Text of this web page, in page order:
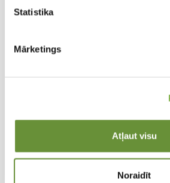
Statistika
Mārketings
Atļaut visu
Noraidīt
Dekoratī
14/16
Dekoratī
sīpols